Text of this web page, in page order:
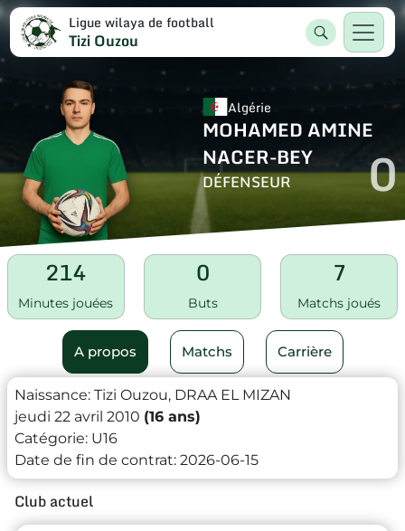
Ligue wilaya de football
Tizi Ouzou
Algérie
MOHAMED AMINE
NACER-BEY
DÉFENSEUR 0
214
Minutes jouées
0
Buts
7
Matchs joués
A propos Matchs Carrière
Naissance: Tizi Ouzou, DRAA EL MIZAN
jeudi 22 avril 2010 (16 ans)
Catégorie: U16
Date de fin de contrat: 2026-06-15
Club actuel